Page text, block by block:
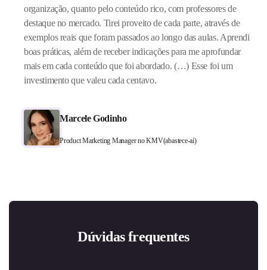
organização, quanto pelo conteúdo rico, com professores de
destaque no mercado. Tirei proveito de cada parte, através de
exemplos reais que foram passados ao longo das aulas. Aprendi
boas práticas, além de receber indicações para me aprofundar
mais em cada conteúdo que foi abordado. (…) Esse foi um
investimento que valeu cada centavo.
Marcele Godinho
Product Marketing Manager no KMV(abastece-aí)
Dúvidas frequentes